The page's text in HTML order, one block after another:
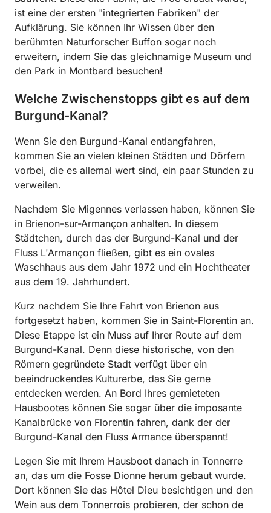
ist eine der ersten "integrierten Fabriken" der
Aufklärung. Sie können Ihr Wissen über den
berühmten Naturforscher Buffon sogar noch
erweitern, indem Sie das gleichnamige Museum und
den Park in Montbard besuchen!
Welche Zwischenstopps gibt es auf dem
Burgund-Kanal?
Wenn Sie den Burgund-Kanal entlangfahren,
kommen Sie an vielen kleinen Städten und Dörfern
vorbei, die es allemal wert sind, ein paar Stunden zu
verweilen.
Nachdem Sie Migennes verlassen haben, können Sie
in Brienon-sur-Armançon anhalten. In diesem
Städtchen, durch das der Burgund-Kanal und der
Fluss L'Armançon fließen, gibt es ein ovales
Waschhaus aus dem Jahr 1972 und ein Hochtheater
aus dem 19. Jahrhundert.
Kurz nachdem Sie Ihre Fahrt von Brienon aus
fortgesetzt haben, kommen Sie in Saint-Florentin an.
Diese Etappe ist ein Muss auf Ihrer Route auf dem
Burgund-Kanal. Denn diese historische, von den
Römern gegründete Stadt verfügt über ein
beeindruckendes Kulturerbe, das Sie gerne
entdecken werden. An Bord Ihres gemieteten
Hausbootes können Sie sogar über die imposante
Kanalbrücke von Florentin fahren, dank der der
Burgund-Kanal den Fluss Armance überspannt!
Legen Sie mit Ihrem Hausboot danach in Tonnerre
an, das um die Fosse Dionne herum gebaut wurde.
Dort können Sie das Hôtel Dieu besichtigen und den
Wein aus dem Tonnerrois probieren, der schon de